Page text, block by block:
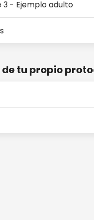
3 - Ejemplo adulto
de tu propio